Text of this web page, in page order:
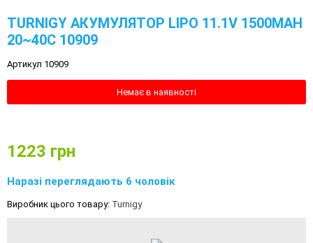
TURNIGY АКУМУЛЯТОР LIPO 11.1V 1500MAH
20~40C 10909
Артикул 10909
Немає в наявності
1223 грн
Наразі переглядають 6 чоловік
Виробник цього товару: Turnigy